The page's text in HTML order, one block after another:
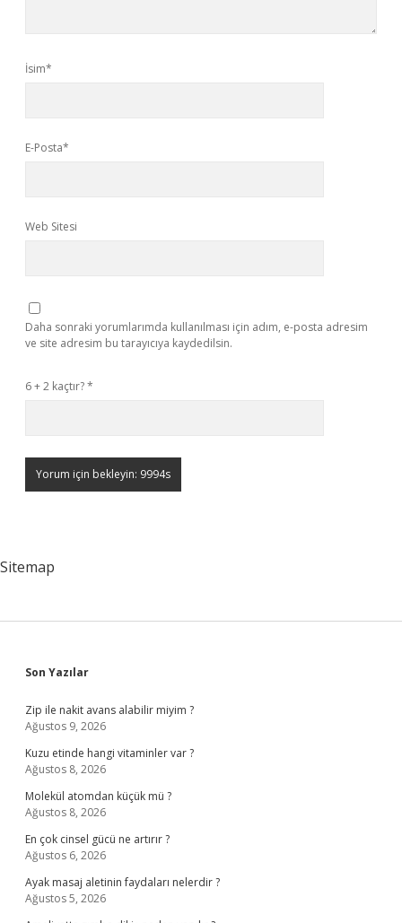
İsim*
E-Posta*
Web Sitesi
Daha sonraki yorumlarımda kullanılması için adım, e-posta adresim
ve site adresim bu tarayıcıya kaydedilsin.
6 + 2 kaçtır?*
Sitemap
Sidebar
Son Yazılar
Zip ile nakit avans alabilir miyim ?
Ağustos 9, 2026
Kuzu etinde hangi vitaminler var ?
Ağustos 8, 2026
Molekül atomdan küçük mü ?
Ağustos 8, 2026
En çok cinsel gücü ne artırır ?
Ağustos 6, 2026
Ayak masaj aletinin faydaları nelerdir ?
Ağustos 5, 2026